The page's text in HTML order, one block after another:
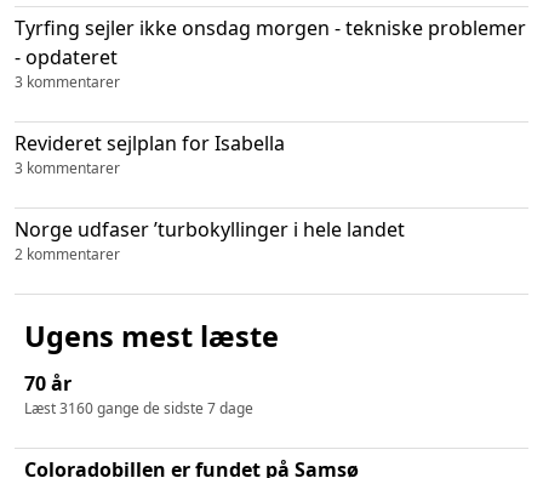
Tyrfing sejler ikke onsdag morgen - tekniske problemer
- opdateret
3 kommentarer
Revideret sejlplan for Isabella
3 kommentarer
Norge udfaser ’turbokyllinger i hele landet
2 kommentarer
Ugens mest læste
70 år
Læst 3160 gange de sidste 7 dage
Coloradobillen er fundet på Samsø